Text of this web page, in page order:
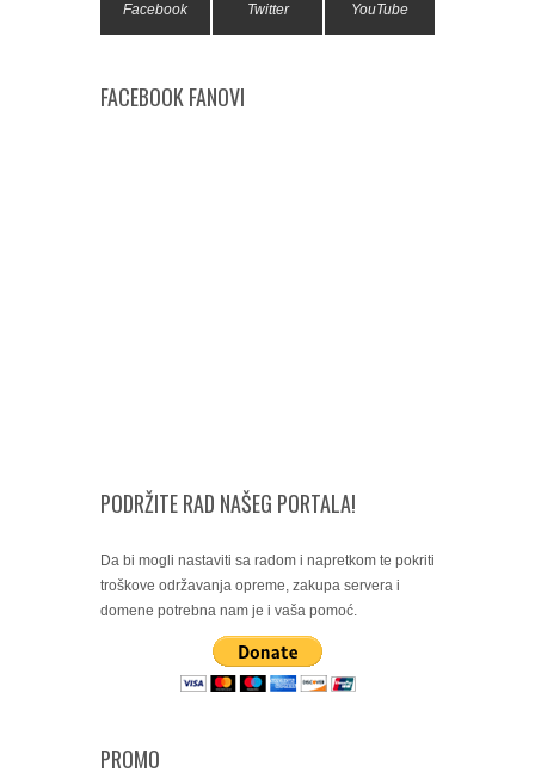
Facebook Twitter YouTube
FACEBOOK FANOVI
PODRŽITE RAD NAŠEG PORTALA!
Da bi mogli nastaviti sa radom i napretkom te pokriti
troškove održavanja opreme, zakupa servera i
domene potrebna nam je i vaša pomoć.
PROMO